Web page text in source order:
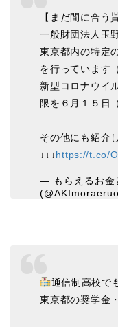
【まだ間に合う
一般財団法人玉
東京都内の特定
を行っています
新型コロナウイ
限を６月１５日
その他にも紹介
↓↓↓https://t.co/
— もらえるお金
通信制高校で
東京都の奨学金